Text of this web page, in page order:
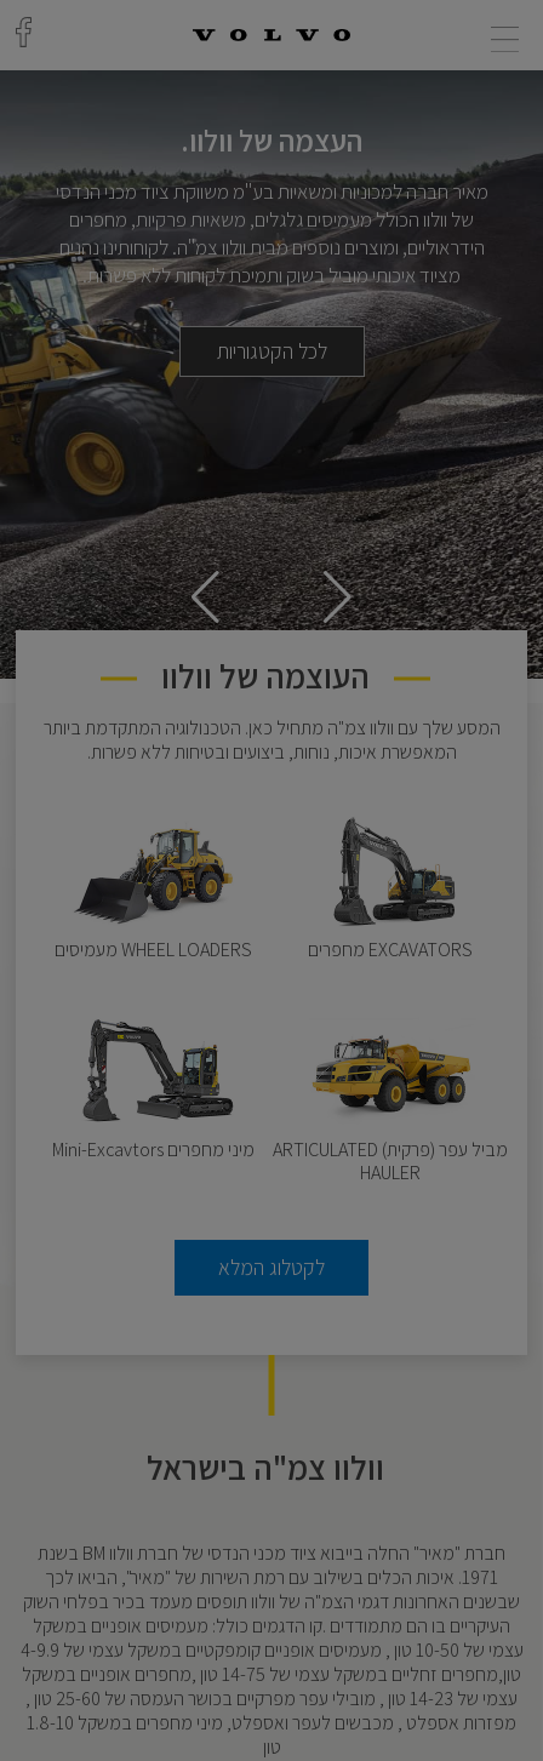
העצמה של וולוו.
העצמה
של
וולוו.
מאיר חברה למכוניות ומשאיות בע"מ משווקת ציוד מכני הנדסי
של וולוו הכולל מעמיסים גלגלים, משאיות פרקיות, מחפרים
הידראוליים, ומוצרים נוספים מבית וולוו צמ"ה. לקוחותינו נהנים
מציוד איכותי מוביל בשוק ותמיכת לקוחות ללא פשרות.
לכל הקטגוריות
העוצמה של וולוו
המסע שלך עם וולוו צמ"ה מתחיל כאן. הטכנולוגיה המתקדמת ביותר
המאפשרת איכות, נוחות, ביצועים ובטיחות ללא פשרות.
EXCAVATORS מחפרים WHEEL LOADERS מעמיסים
מביל עפר (פרקית) ARTICULATED
HAULER
מיני מחפרים Mini-Excavtors
לקטלוג המלא
וולוו צמ"ה בישראל
חברת "מאיר" החלה בייבוא ציוד מכני הנדסי של חברת וולוו BM בשנת
1971. איכות הכלים בשילוב עם רמת השירות של "מאיר", הביאו לכך
שבשנים האחרונות דגמי הצמ"ה של וולוו תופסים מעמד בכיר בפלחי השוק
העיקריים בו הם מתמודדים .קו הדגמים כולל: מעמיסים אופניים במשקל
עצמי של 10-50 טון , מעמיסים אופניים קומפקטיים במשקל עצמי של 4-9.9
טון,מחפרים זחליים במשקל עצמי של 14-75 טון ,מחפרים אופניים במשקל
עצמי של 14-23 טון , מובילי עפר מפרקיים בכושר העמסה של 25-60 טון ,
מפזרות אספלט , מכבשים לעפר ואספלט, מיני מחפרים במשקל 1.8-10
טון